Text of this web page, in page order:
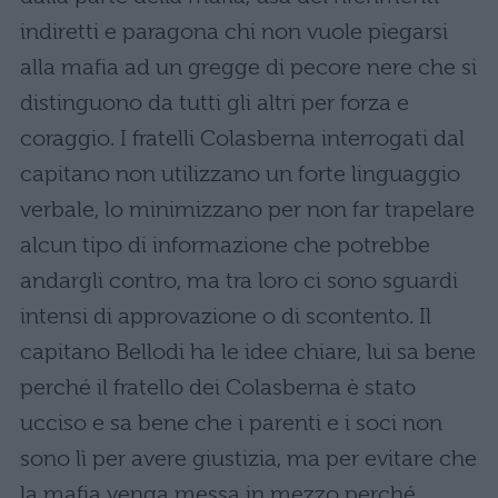
indiretti e paragona chi non vuole piegarsi
alla mafia ad un gregge di pecore nere che si
distinguono da tutti gli altri per forza e
coraggio. I fratelli Colasberna interrogati dal
capitano non utilizzano un forte linguaggio
verbale, lo minimizzano per non far trapelare
alcun tipo di informazione che potrebbe
andargli contro, ma tra loro ci sono sguardi
intensi di approvazione o di scontento. Il
capitano Bellodi ha le idee chiare, lui sa bene
perché il fratello dei Colasberna è stato
ucciso e sa bene che i parenti e i soci non
sono lì per avere giustizia, ma per evitare che